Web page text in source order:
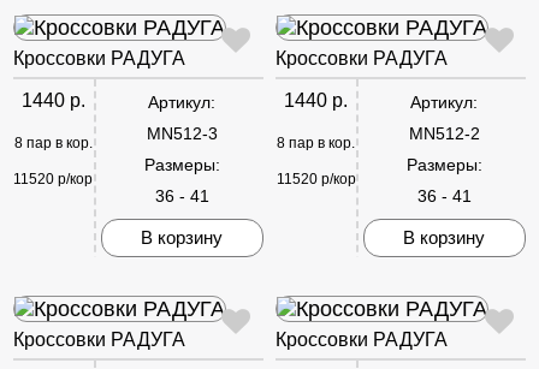
Кроссовки РАДУГА
1440 р.
8 пар в кор.
11520 р/кор
Артикул:
MN512-3
Размеры:
36 - 41
В корзину
Кроссовки РАДУГА
1440 р.
8 пар в кор.
11520 р/кор
Артикул:
MN512-2
Размеры:
36 - 41
В корзину
Кроссовки РАДУГА Кроссовки РАДУГА